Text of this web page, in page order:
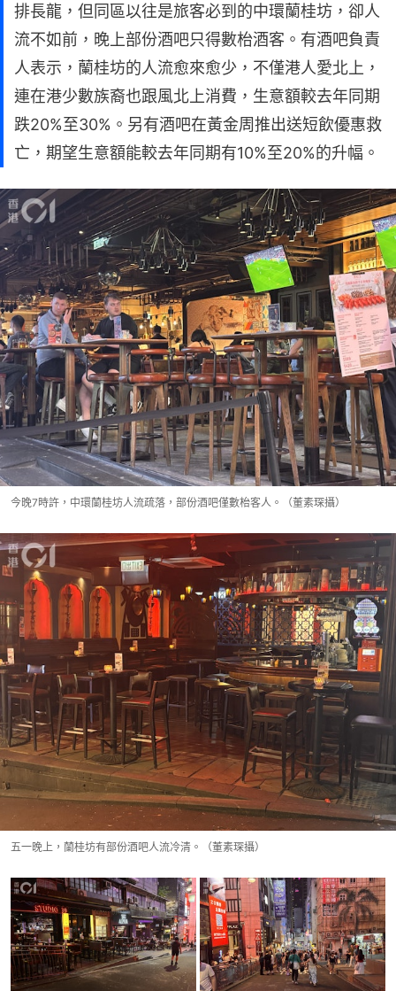
排長龍，但同區以往是旅客必到的中環蘭桂坊，卻人
流不如前，晚上部份酒吧只得數枱酒客。有酒吧負責
人表示，蘭桂坊的人流愈來愈少，不僅港人愛北上，
連在港少數族裔也跟風北上消費，生意額較去年同期
跌20%至30%。另有酒吧在黃金周推出送短飲優惠救
亡，期望生意額能較去年同期有10%至20%的升幅。
今晚7時許，中環蘭桂坊人流疏落，部份酒吧僅數枱客人。（董素琛攝）
五一晚上，蘭桂坊有部份酒吧人流冷清。（董素琛攝）